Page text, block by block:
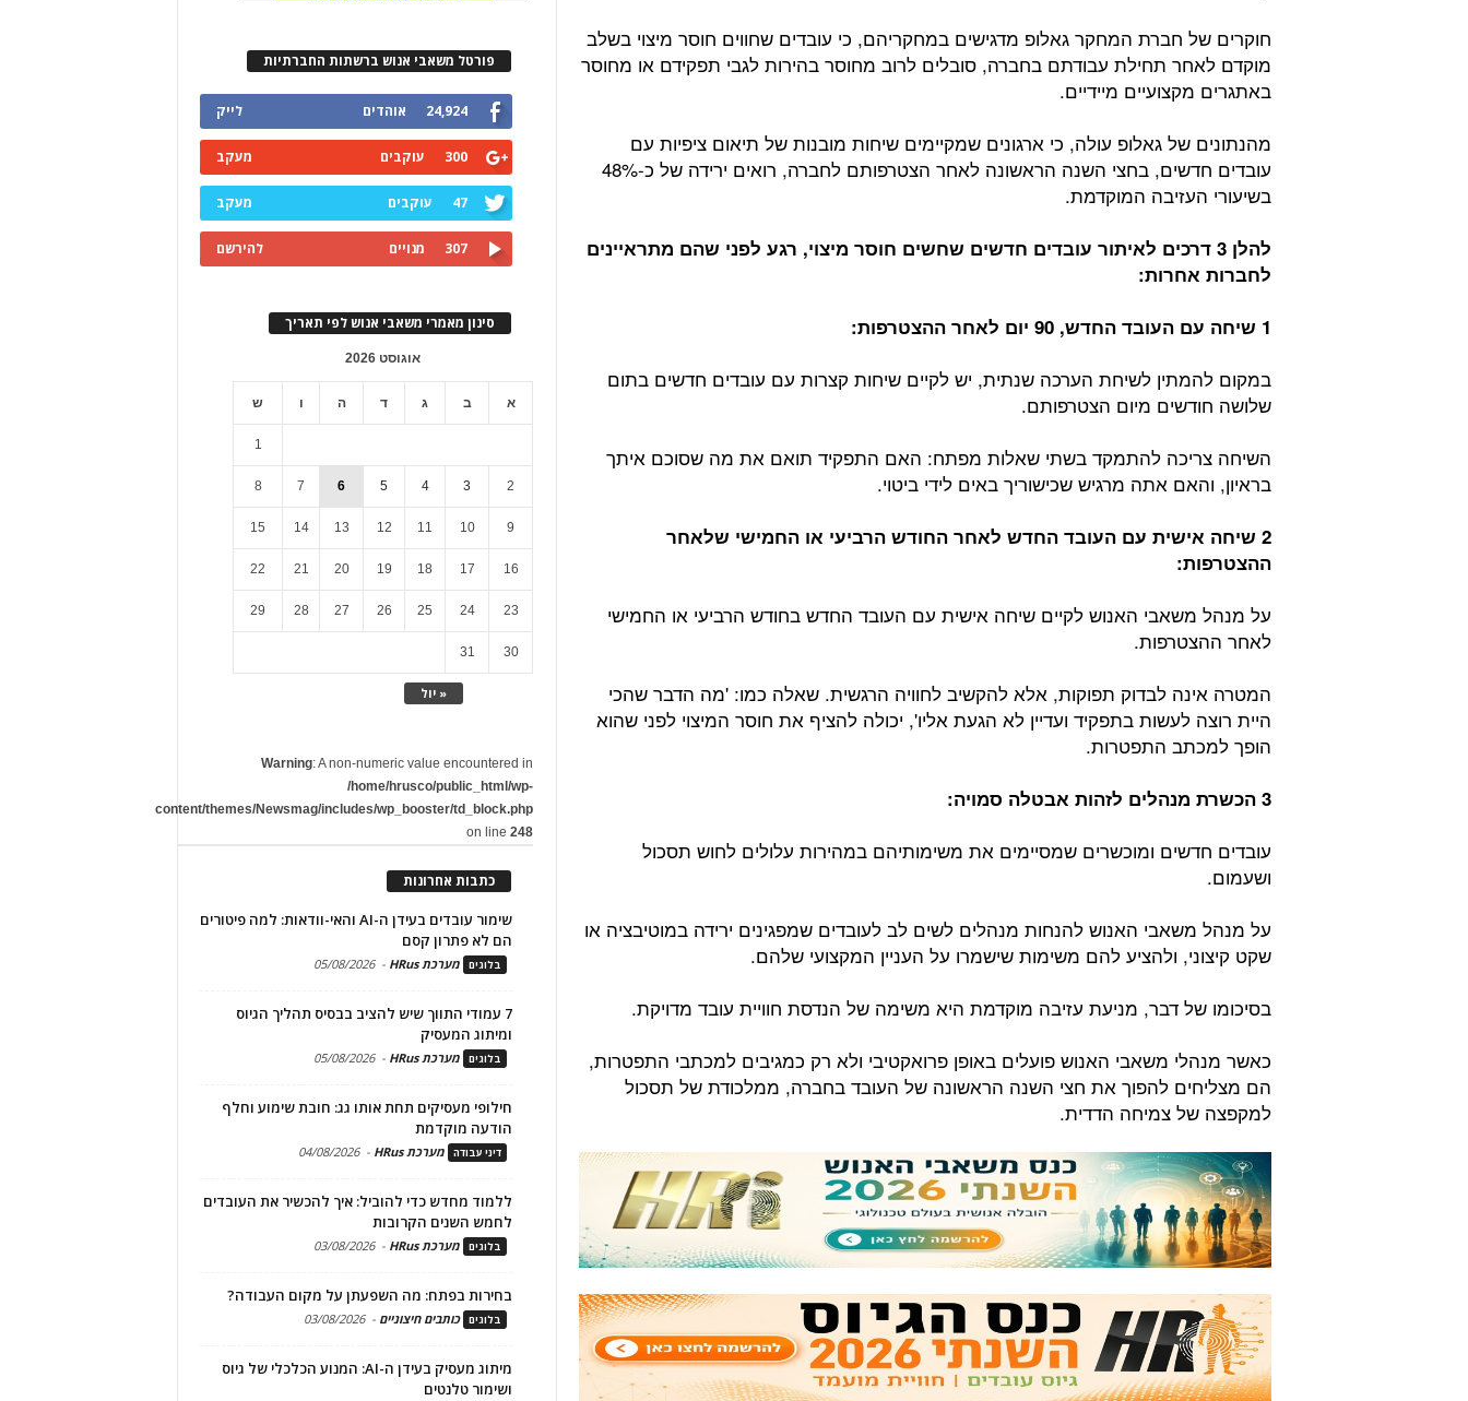
חוקרים של חברת המחקר גאלופ מדגישים במחקריהם, כי עובדים שחווים חוסר מיצוי בשלב
מוקדם לאחר תחילת עבודתם בחברה, סובלים לרוב מחוסר בהירות לגבי תפקידם או מחוסר
באתגרים מקצועיים מיידיים.
מהנתונים של גאלופ עולה, כי ארגונים שמקיימים שיחות מובנות של תיאום ציפיות עם
עובדים חדשים, בחצי השנה הראשונה לאחר הצטרפותם לחברה, רואים ירידה של כ-48%
בשיעורי העזיבה המוקדמת.
להלן 3 דרכים לאיתור עובדים חדשים שחשים חוסר מיצוי, רגע לפני שהם מתראיינים
לחברות אחרות:
1 שיחה עם העובד החדש, 90 יום לאחר ההצטרפות:
במקום להמתין לשיחת הערכה שנתית, יש לקיים שיחות קצרות עם עובדים חדשים בתום
שלושה חודשים מיום הצטרפותם.
השיחה צריכה להתמקד בשתי שאלות מפתח: האם התפקיד תואם את מה שסוכם איתך
בראיון, והאם אתה מרגיש שכישוריך באים לידי ביטוי.
2 שיחה אישית עם העובד החדש לאחר החודש הרביעי או החמישי שלאחר
ההצטרפות:
על מנהל משאבי האנוש לקיים שיחה אישית עם העובד החדש בחודש הרביעי או החמישי
לאחר ההצטרפות.
המטרה אינה לבדוק תפוקות, אלא להקשיב לחוויה הרגשית. שאלה כמו: 'מה הדבר שהכי
היית רוצה לעשות בתפקיד ועדיין לא הגעת אליו', יכולה להציף את חוסר המיצוי לפני שהוא
הופך למכתב התפטרות.
3 הכשרת מנהלים לזהות אבטלה סמויה:
עובדים חדשים ומוכשרים שמסיימים את משימותיהם במהירות עלולים לחוש תסכול
ושעמום.
על מנהל משאבי האנוש להנחות מנהלים לשים לב לעובדים שמפגינים ירידה במוטיבציה או
שקט קיצוני, ולהציע להם משימות שישמרו על העניין המקצועי שלהם.
בסיכומו של דבר, מניעת עזיבה מוקדמת היא משימה של הנדסת חוויית עובד מדויקת.
כאשר מנהלי משאבי האנוש פועלים באופן פרואקטיבי ולא רק כמגיבים למכתבי התפטרות,
הם מצליחים להפוך את חצי השנה הראשונה של העובד בחברה, ממלכודת של תסכול
למקפצה של צמיחה הדדית.
פורטל משאבי אנוש ברשתות החברתיות
24,924 אוהדים לייק
300 עוקבים מעקב
47 עוקבים מעקב
307 מנויים להירשם
סינון מאמרי משאבי אנוש לפי תאריך
אוגוסט 2026
א ב ג ד ה ו ש
« יול
1
2
3
4
5
6
7
8
9
10
11
12
13
14
15
16
17
18
19
20
21
22
23
24
25
26
27
28
29
30
31
Warning: A non-numeric value encountered in
/home/hrusco/public_html/wp-
content/themes/Newsmag/includes/wp_booster/td_block.php
on line248
כתבות אחרונות
שימור עובדים בעידן ה-AI והאי-וודאות: למה פיטורים
הם לא פתרון קסם
בלוגים מערכת HRus -
05/08/2026
7 עמודי התווך שיש להציב בבסיס תהליך הגיוס
ומיתוג המעסיק
בלוגים מערכת HRus -
05/08/2026
חילופי מעסיקים תחת אותו גג: חובת שימוע וחלף
הודעה מוקדמת
דיני עבודה מערכת HRus -
04/08/2026
ללמוד מחדש כדי להוביל: איך להכשיר את העובדים
לחמש השנים הקרובות
בלוגים מערכת HRus -
03/08/2026
בחירות בפתח: מה השפעתן על מקום העבודה?
בלוגים כותבים חיצוניים -
03/08/2026
מיתוג מעסיק בעידן ה-AI: המנוע הכלכלי של גיוס
ושימור טלנטים